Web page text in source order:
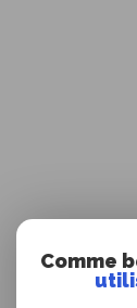
Comme